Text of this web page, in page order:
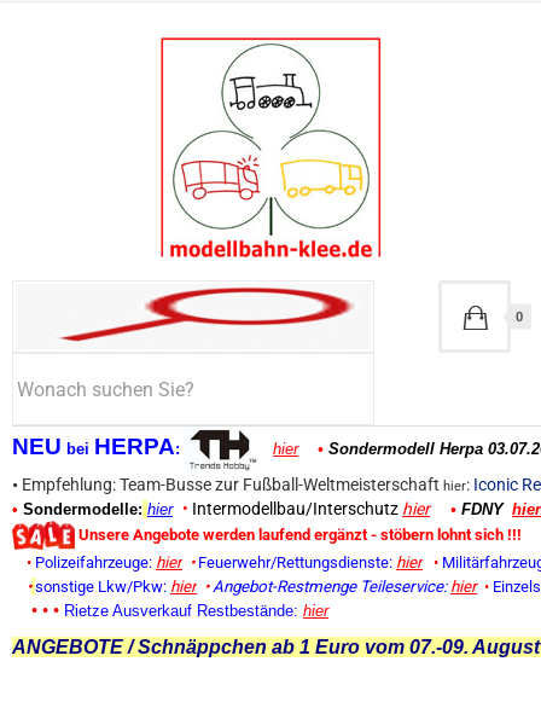
NEU bei HERPA: hier • Sondermodell Herpa
• Empfehlung: Team-Busse zur Fußball-Weltmeisterschaft hier: Iconic
• Sondermodelle: hier • Intermodellbau/Interschutz hier • FDNY hier
Unsere Angebote werden laufend ergänzt - stöbern lohnt sich !!!
• Polizeifahrzeuge: hier • Feuerwehr/Rettungsdienste: hier •
• sonstige Lkw/Pkw: hier • Angebot-Restmenge Teileservice: hier •
• • • Rietze Ausverkauf Restbestände: hier
ANGEBOTE / Schnäppchen ab 1 Euro vom 07.-09.
0